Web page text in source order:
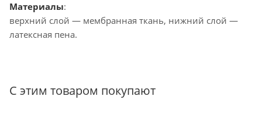
Материалы:
верхний слой — мембранная ткань, нижний слой —
латексная пена.
С этим товаром покупают